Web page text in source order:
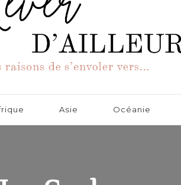
vers…
Asie Océanie